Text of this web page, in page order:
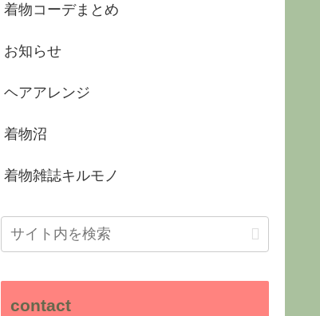
着物コーデまとめ
お知らせ
ヘアアレンジ
着物沼
着物雑誌キルモノ
contact